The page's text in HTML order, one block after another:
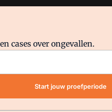
voor staat. Op gebruik van
cases over ongevallen.
Start jouw proefperiode